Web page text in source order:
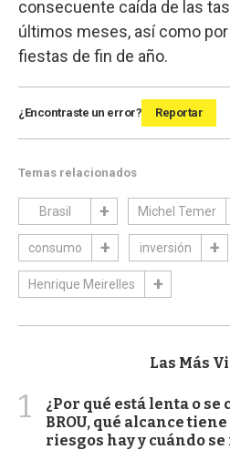
consecuente caída de las
últimos meses, así como
fiestas de fin de año.
¿Encontraste un error? Reportar
Temas relacionados
Brasil Michel Temer
consumo inversión
Henrique Meirelles
Las Más
1
¿Por qué está lenta o
BROU, qué alcance
riesgos hay y cuándo